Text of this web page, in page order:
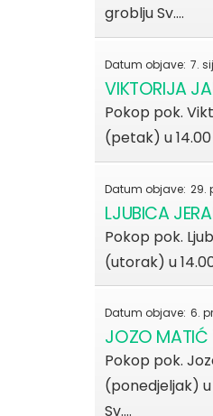
groblju Sv.…
Datum objave: 7.
VIKTORIJA
Pokop pok.
(petak) u
Datum objave: 29.
LJUBICA
Pokop pok.
(utorak) u
Datum objave: 6.
JOZO MATIĆ
Pokop pok.
(ponedjeljak)
Sv.…